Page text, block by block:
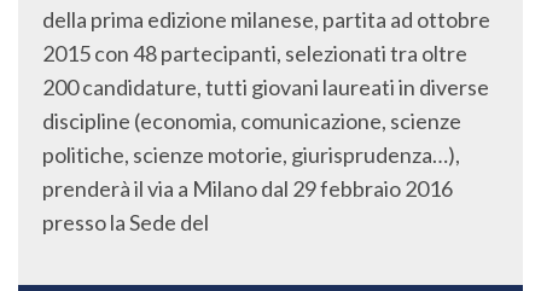
della prima edizione milanese, partita ad ottobre
2015 con 48 partecipanti, selezionati tra oltre
200 candidature, tutti giovani laureati in diverse
discipline (economia, comunicazione, scienze
politiche, scienze motorie, giurisprudenza…),
prenderà il via a Milano dal 29 febbraio 2016
presso la Sede del